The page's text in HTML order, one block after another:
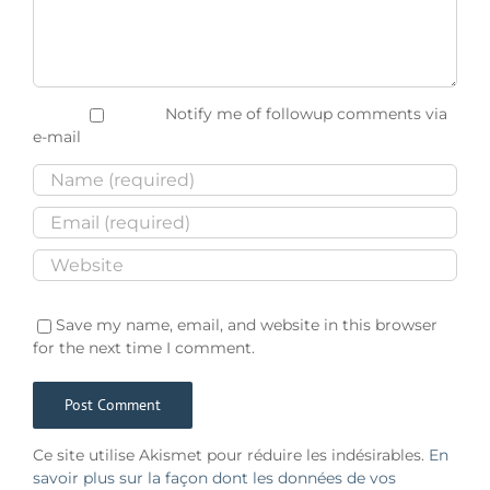
Notify me of followup comments via
e-mail
Save my name, email, and website in this browser
for the next time I comment.
Ce site utilise Akismet pour réduire les indésirables. En
savoir plus sur la façon dont les données de vos